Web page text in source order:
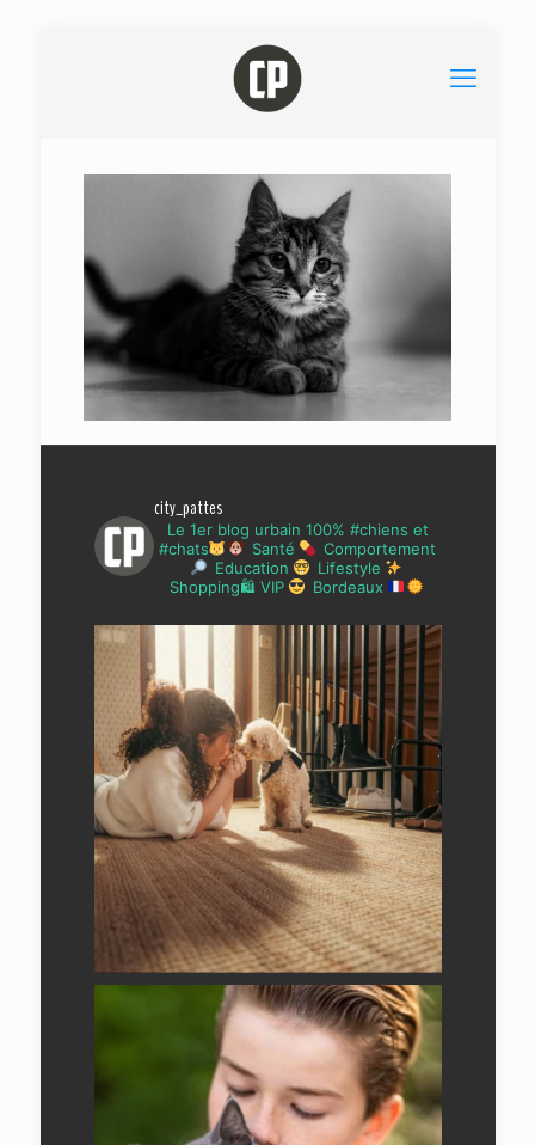
city_pattes
Le 1er blog urbain 100% #chiens et
#chats
Santé
Comportement
Education
Lifestyle
Shopping🛍 VIP
Bordeaux